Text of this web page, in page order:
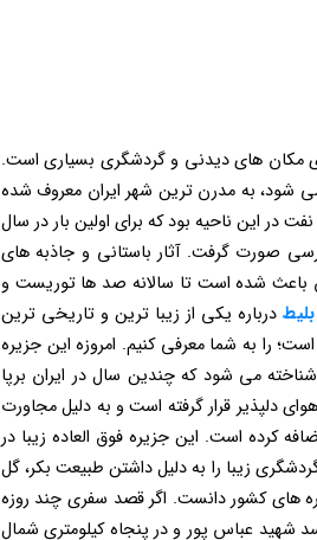
مکان های دیدنی و گردشگری بسیاری است.
شود، به مدرن ترین شهر ایران معروف شده
این ناحیه بود که برای اولین بار در سال
صورت گرفت. آثار باستانی و جاذبه های
باعث شده است تا سالانه صد ها توریست و
درباره یکی از زیبا ترین و تاریخی ترین
را به شما معرفی کنیم. امروزه این جزیره
می شود که چندین سال در ایران برپا
دلپذیر قرار گرفته است و به دلیل مجاورت
کرده است. این جزیره فوق العاده زیبا در
زیبا را به دلیل داشتن طبیعت بکر، گل
های کشور دانست. اگر قصد سفری چند روزه
شهید عباس پور و در پنجاه کیلومتری شمال